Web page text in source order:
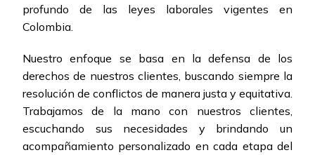
profundo de las leyes laborales vigentes en
Colombia.
Nuestro enfoque se basa en la defensa de los
derechos de nuestros clientes, buscando siempre la
resolución de conflictos de manera justa y equitativa.
Trabajamos de la mano con nuestros clientes,
escuchando sus necesidades y brindando un
acompañamiento personalizado en cada etapa del